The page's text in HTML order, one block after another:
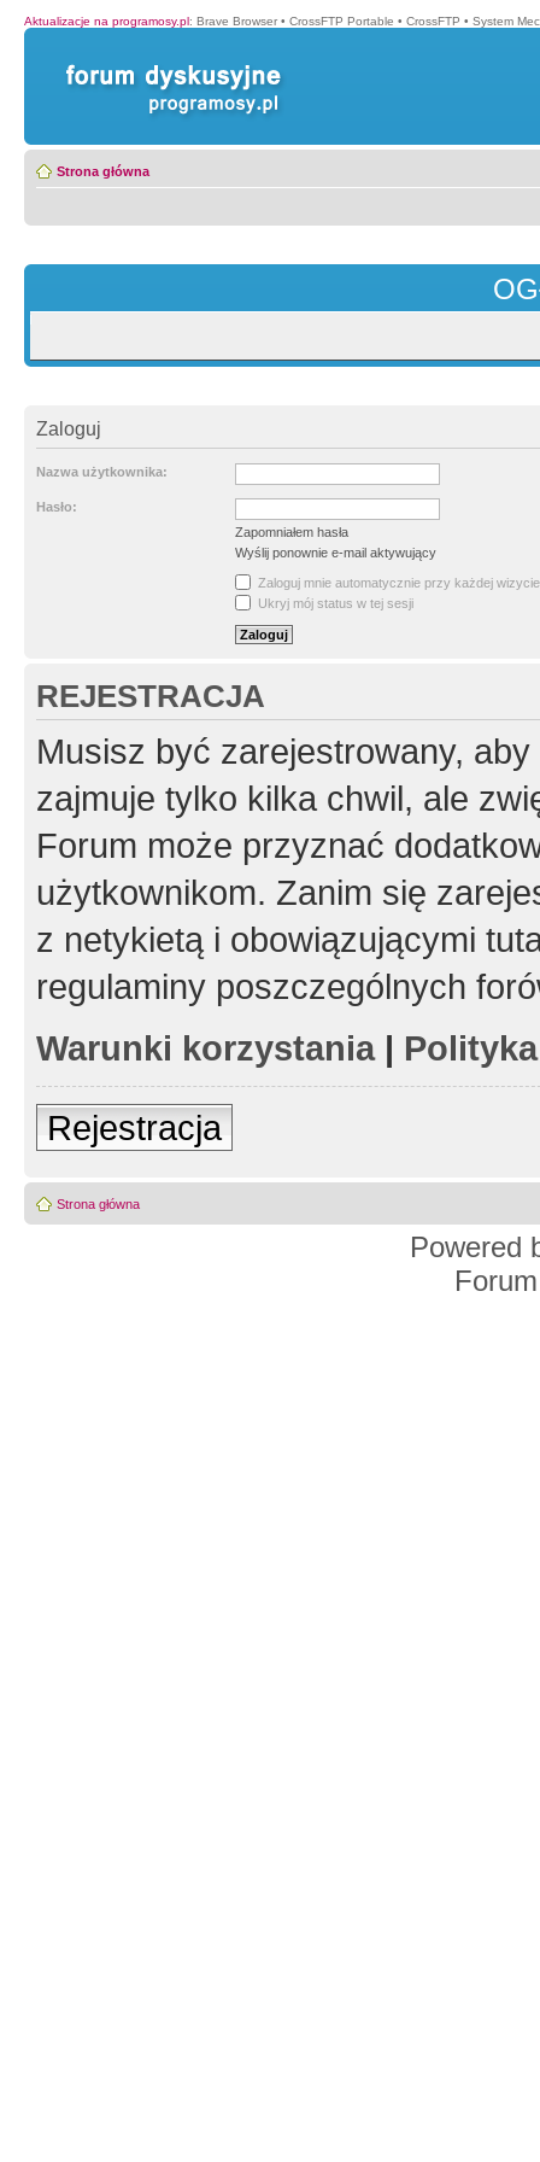
Aktualizacje na programosy.pl: Brave Browser • CrossFTP Portable • CrossFTP • System
Strona główna
Zaloguj
Nazwa użytkownika:
Hasło:
Zapomniałem hasła
Wyślij ponownie e-mail aktywujący
Zaloguj mnie automatycznie przy każdej wizycie
Ukryj mój status w tej sesji
REJESTRACJA
Musisz być zarejestrowany,
zajmuje tylko kilka chwil, ale
Forum może przyznać
użytkownikom. Zanim się
z netykietą i obowiązującymi
regulaminy poszczególnych
Warunki korzystania|
Rejestracja
Strona główna
Powered